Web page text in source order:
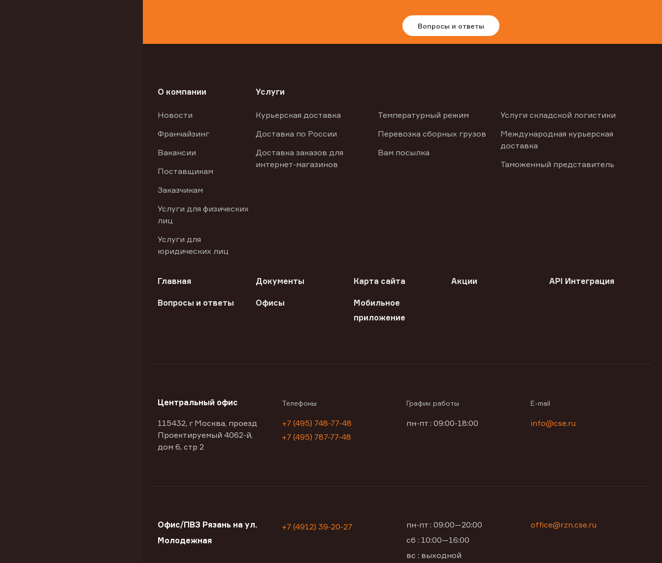
Вопросы и ответы
О компании
Новости
Франчайзинг
Вакансии
Поставщикам
Заказчикам
Услуги для физических
лиц
Услуги для
юридических лиц
Услуги
Курьерская доставка
Доставка по России
Доставка заказов для
интернет-магазинов
Температурный режим
Перевозка сборных грузов
Вам посылка
Услуги складской логистики
Международная курьерская
доставка
Таможенный представитель
Главная Документы Карта сайта Акции API Интеграция
Вопросы и ответы Офисы
Мобильное
приложение
Центральный офис
115432, г Москва, проезд
Проектируемый 4062-й,
дом 6, стр 2
Телефоны
+7 (495) 748-77-48
+7 (495) 787-77-48
График работы
пн-пт : 09:00-18:00
E-mail
info@cse.ru
Офис/ПВЗ Рязань на ул.
Молодежная
+7 (4912) 39-20-27
пн-пт : 09:00—20:00
сб : 10:00—16:00
вс : выходной
office@rzn.cse.ru